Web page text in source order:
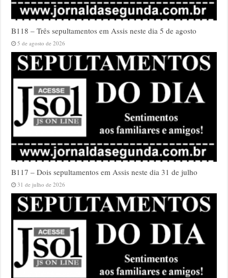
B118 – Três sepultamentos em Assis neste dia 5 de agosto
5 de agosto de 2026
B117 – Dois sepultamentos em Assis neste dia 31 de julho
31 de julho de 2026